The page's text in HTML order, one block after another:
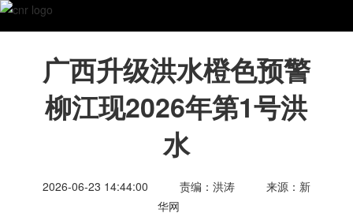
广西升级洪水橙色预警
柳江现2026年第1号洪
水
2026-06-23 14:44:00 责编：洪涛
来源：新
华网